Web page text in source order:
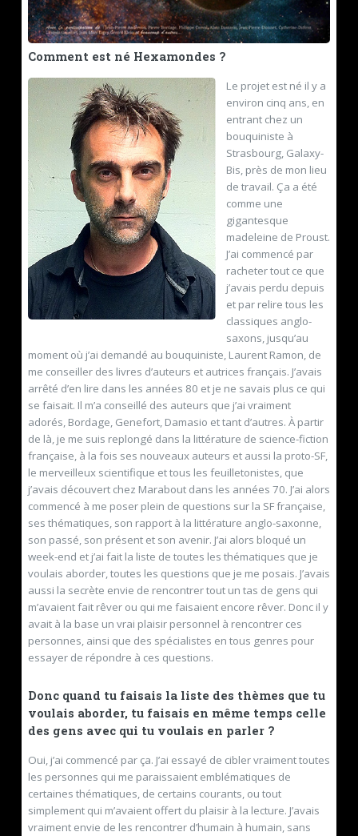
Comment est né Hexamondes ?
Le projet est né il y a
environ cinq ans, en
entrant chez un
bouquiniste à
Strasbourg, Galaxy-
Bis, près de mon lieu
de travail. Ça a été
comme une
gigantesque
madeleine de Proust.
J’ai commencé par
racheter tout ce que
j’avais perdu depuis
et par relire tous les
classiques anglo-
saxons, jusqu’au
moment où j’ai demandé au bouquiniste, Laurent Ramon, de
me conseiller des livres d’auteurs et autrices français. J’avais
arrêté d’en lire dans les années 80 et je ne savais plus ce qui
se faisait. Il m’a conseillé des auteurs que j’ai vraiment
adorés, Bordage, Genefort, Damasio et tant d’autres. À partir
de là, je me suis replongé dans la littérature de science-fiction
française, à la fois ses nouveaux auteurs et aussi la proto-SF,
le merveilleux scientifique et tous les feuilletonistes, que
j’avais découvert chez Marabout dans les années 70. J’ai alors
commencé à me poser plein de questions sur la SF française,
ses thématiques, son rapport à la littérature anglo-saxonne,
son passé, son présent et son avenir. J’ai alors bloqué un
week-end et j’ai fait la liste de toutes les thématiques que je
voulais aborder, toutes les questions que je me posais. J’avais
aussi la secrète envie de rencontrer tout un tas de gens qui
m’avaient fait rêver ou qui me faisaient encore rêver. Donc il y
avait à la base un vrai plaisir personnel à rencontrer ces
personnes, ainsi que des spécialistes en tous genres pour
essayer de répondre à ces questions.
Donc quand tu faisais la liste des thèmes que tu
voulais aborder, tu faisais en même temps celle
des gens avec qui tu voulais en parler ?
Oui, j’ai commencé par ça. J’ai essayé de cibler vraiment toutes
les personnes qui me paraissaient emblématiques de
certaines thématiques, de certains courants, ou tout
simplement qui m’avaient offert du plaisir à la lecture. J’avais
vraiment envie de les rencontrer d’humain à humain, sans